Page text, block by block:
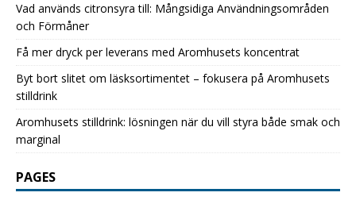
Vad används citronsyra till: Mångsidiga Användningsområden
och Förmåner
Få mer dryck per leverans med Aromhusets koncentrat
Byt bort slitet om läsksortimentet – fokusera på Aromhusets
stilldrink
Aromhusets stilldrink: lösningen när du vill styra både smak och
marginal
PAGES